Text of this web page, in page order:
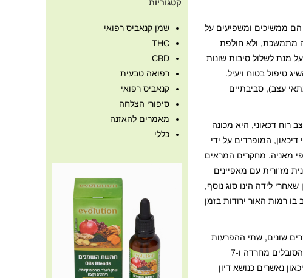
הם ממשיכים ומשפיעים על
מתמשכת, ולא חולפת
מנת לשלול סיבות שונות
טיפול בטוח ויעיל.
עצב), סביבתיים
רוח דכאוני, היא מכונה
המופרדים על ידי
מאניה. מחקרים המראים
מז'ורית עם מאפיינים
לידה הינו סוג נוסף,
בו רמות האור ירודות בזמן
שונים, שתי ההפרעות
אינן נפרדות ולרוב מתקיימות בו זמנית במידה מסויימת באותו המטופל. תוצאותיו של סיקור קלאסי שכלל 10 מחקרים של מטופלים הסובלים מחרדה ו-7
החרדה והדיכאון נאשרים כנושא דיון
קטגוריות
שמן קנאביס רפואי
THC
CBD
רפואה טבעית
קנאביס רפואי
סיפורי הצלחה
מאמרים להאזנה
כללי